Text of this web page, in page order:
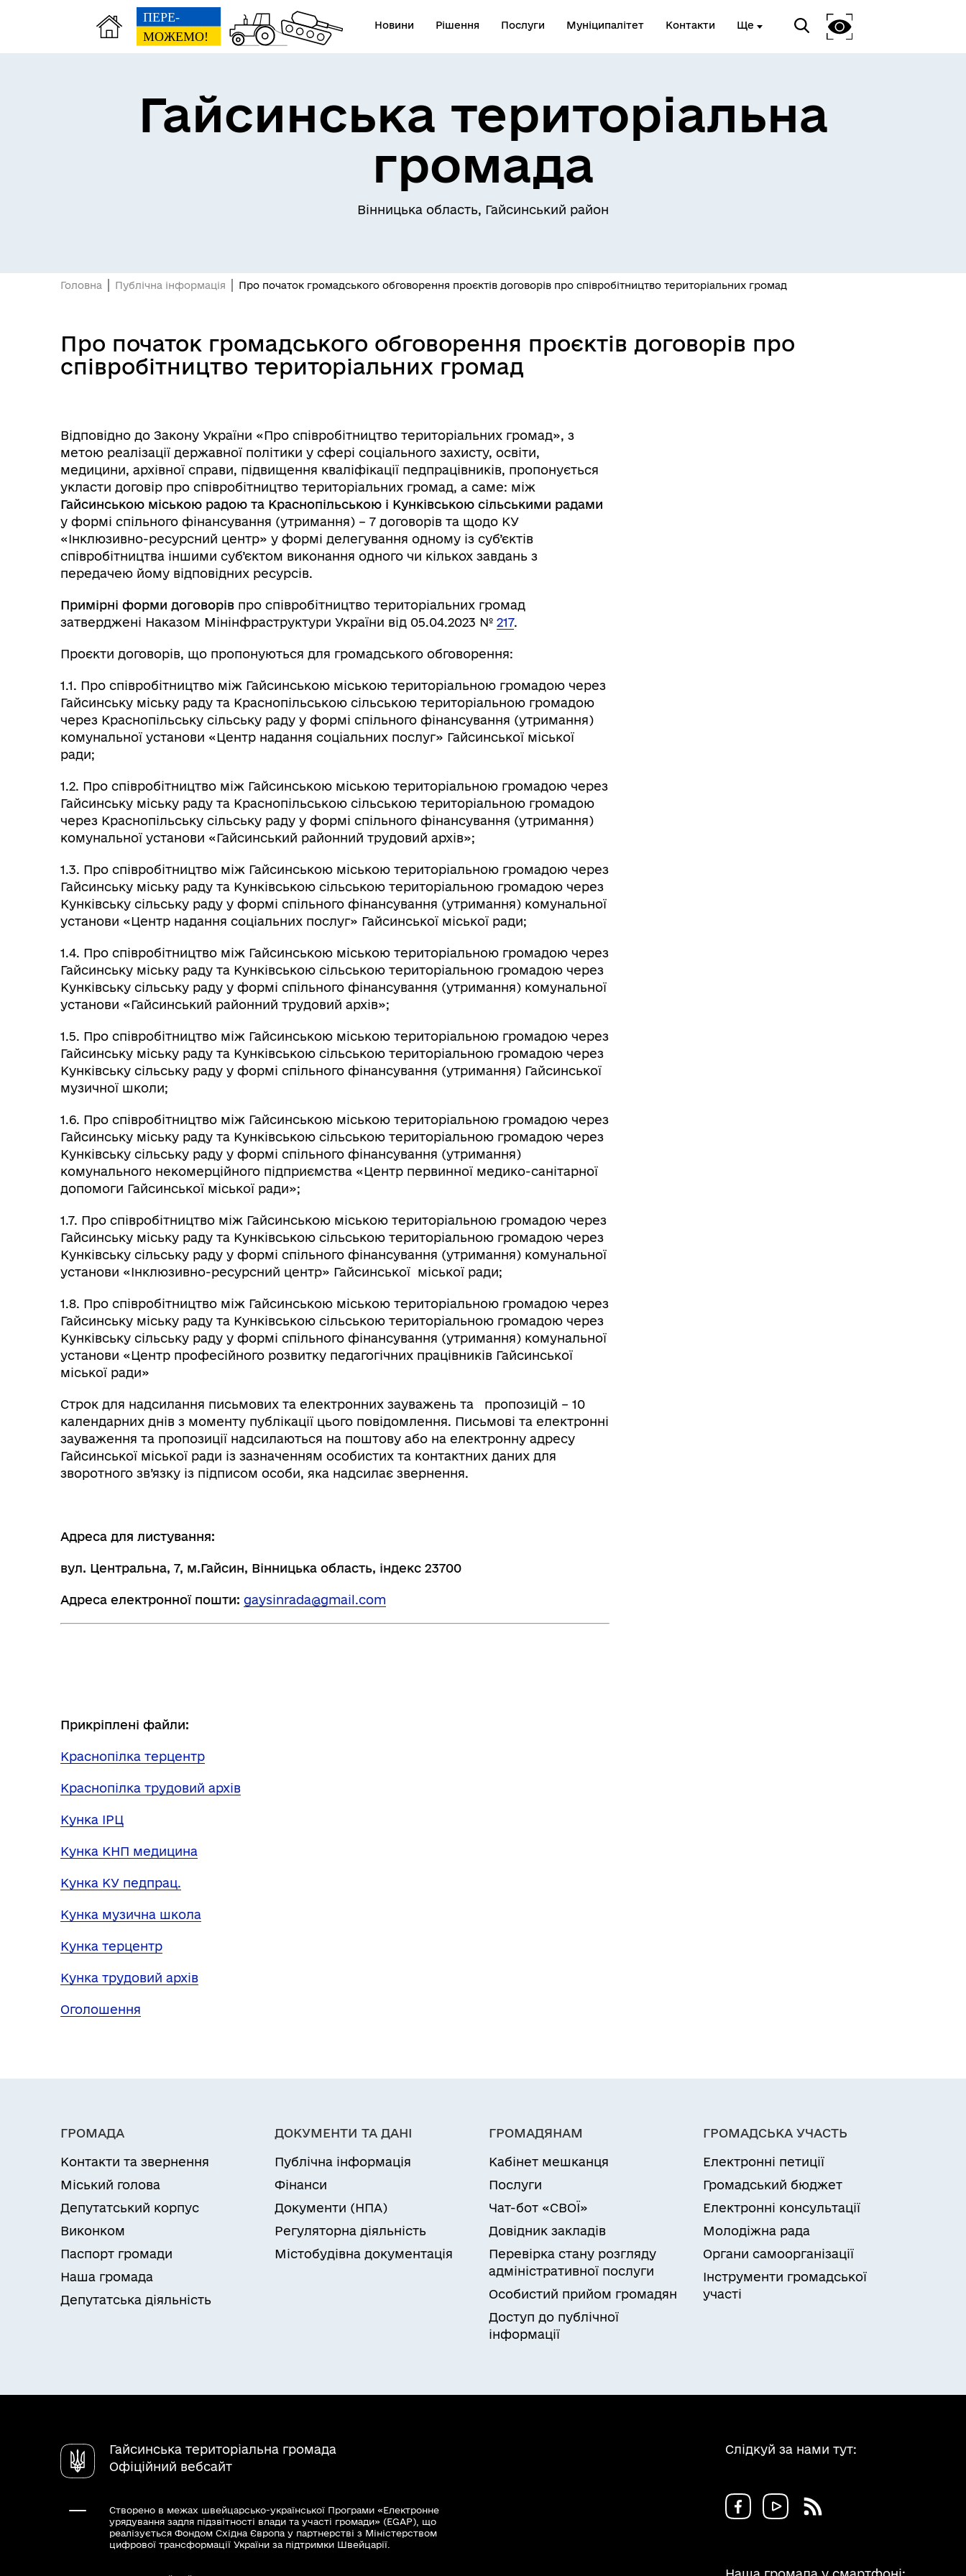
Новини Рішення Послуги Муніципалітет Контакти Ще
Ветеранська політика
громади
Герої не вмирають
Публічна інформація
Телефони екстрених служб та
комунальних підприємств
Гайсинська територіальна
громада
Вінницька область, Гайсинський район
Головна Публічна інформація Про початок громадського обговорення проєктів договорів про співробітництво територіальних громад
Про початок громадського обговорення проєктів договорів про
співробітництво територіальних громад
Відповідно до Закону України «Про співробітництво територіальних громад», з
метою реалізації державної політики у сфері соціального захисту, освіти,
медицини, архівної справи, підвищення кваліфікації педпрацівників, пропонується
укласти договір про співробітництво територіальних громад, а саме: між
Гайсинською міською радою та Краснопільською і Кунківською сільськими радами
у формі спільного фінансування (утримання) – 7 договорів та щодо КУ
«Інклюзивно-ресурсний центр» у формі делегування одному із суб’єктів
співробітництва іншими суб’єктом виконання одного чи кількох завдань з
передачею йому відповідних ресурсів.
Примірні форми договорів про співробітництво територіальних громад
затверджені Наказом Мінінфраструктури України від 05.04.2023 № 217.
Проєкти договорів, що пропонуються для громадського обговорення:
1.1. Про співробітництво між Гайсинською міською територіальною громадою через
Гайсинську міську раду та Краснопільською сільською територіальною громадою
через Краснопільську сільську раду у формі спільного фінансування (утримання)
комунальної установи «Центр надання соціальних послуг» Гайсинської міської
ради;
1.2. Про співробітництво між Гайсинською міською територіальною громадою через
Гайсинську міську раду та Краснопільською сільською територіальною громадою
через Краснопільську сільську раду у формі спільного фінансування (утримання)
комунальної установи «Гайсинський районний трудовий архів»;
1.3. Про співробітництво між Гайсинською міською територіальною громадою через
Гайсинську міську раду та Кунківською сільською територіальною громадою через
Кунківську сільську раду у формі спільного фінансування (утримання) комунальної
установи «Центр надання соціальних послуг» Гайсинської міської ради;
1.4. Про співробітництво між Гайсинською міською територіальною громадою через
Гайсинську міську раду та Кунківською сільською територіальною громадою через
Кунківську сільську раду у формі спільного фінансування (утримання) комунальної
установи «Гайсинський районний трудовий архів»;
1.5. Про співробітництво між Гайсинською міською територіальною громадою через
Гайсинську міську раду та Кунківською сільською територіальною громадою через
Кунківську сільську раду у формі спільного фінансування (утримання) Гайсинської
музичної школи;
1.6. Про співробітництво між Гайсинською міською територіальною громадою через
Гайсинську міську раду та Кунківською сільською територіальною громадою через
Кунківську сільську раду у формі спільного фінансування (утримання)
комунального некомерційного підприємства «Центр первинної медико-санітарної
допомоги Гайсинської міської ради»;
1.7. Про співробітництво між Гайсинською міською територіальною громадою через
Гайсинську міську раду та Кунківською сільською територіальною громадою через
Кунківську сільську раду у формі спільного фінансування (утримання) комунальної
установи «Інклюзивно-ресурсний центр» Гайсинської міської ради;
1.8. Про співробітництво між Гайсинською міською територіальною громадою через
Гайсинську міську раду та Кунківською сільською територіальною громадою через
Кунківську сільську раду у формі спільного фінансування (утримання) комунальної
установи «Центр професійного розвитку педагогічних працівників Гайсинської
міської ради»
Строк для надсилання письмових та електронних зауважень та пропозицій – 10
календарних днів з моменту публікації цього повідомлення. Письмові та електронні
зауваження та пропозиції надсилаються на поштову або на електронну адресу
Гайсинської міської ради із зазначенням особистих та контактних даних для
зворотного зв’язку із підписом особи, яка надсилає звернення.
Адреса для листування:
вул. Центральна, 7, м.Гайсин, Вінницька область, індекс 23700
Адреса електронної пошти: gaysinrada@gmail.com
Прикріплені файли:
Краснопілка терцентр
Краснопілка трудовий архів
Кунка ІРЦ
Кунка КНП медицина
Кунка КУ педпрац.
Кунка музична школа
Кунка терцентр
Кунка трудовий архів
Оголошення
ГРОМАДА
Контакти та звернення
Міський голова
Депутатський корпус
Виконком
Паспорт громади
Наша громада
Депутатська діяльність
ДОКУМЕНТИ ТА ДАНІ
Публічна інформація
Фінанси
Документи (НПА)
Регуляторна діяльність
Містобудівна документація
ГРОМАДЯНАМ
Кабінет мешканця
Послуги
Чат-бот «СВОЇ»
Довідник закладів
Перевірка стану розгляду
адміністративної послуги
Особистий прийом громадян
Доступ до публічної
інформації
ГРОМАДСЬКА УЧАСТЬ
Електронні петиції
Громадський бюджет
Електронні консультації
Молодіжна рада
Органи самоорганізації
Інструменти громадської
участі
Гайсинська територіальна громада
Офіційний вебсайт
Створено в межах швейцарсько-української Програми «Електронне
урядування задля підзвітності влади та участі громади» (EGAP), що
реалізується Фондом Східна Європа у партнерстві з Міністерством
цифрової трансформації України за підтримки Швейцарії.
Слідкуй за нами тут: